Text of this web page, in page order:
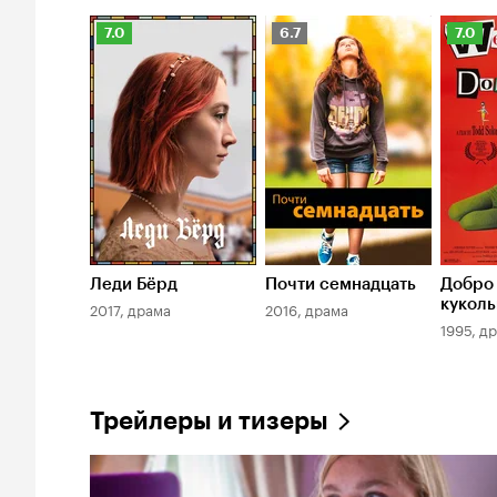
Рейтинг
Кинопоиска
7.0
Леди Бёрд
2017, драма
Рейтинг
Кинопоиска
6.7
6.7
Почти семнадцать
2016, драма
7.0
7.0
Добро
1995,
Трейлеры и тизеры